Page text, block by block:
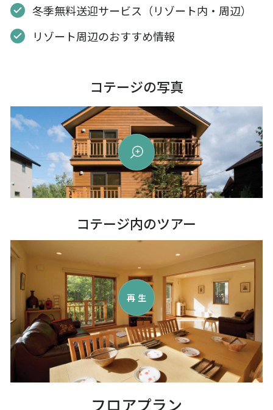
冬季無料送迎サービス（リゾート内・周辺）
リゾート周辺のおすすめ情報
コテージの写真
コテージ内のツアー
再生
フロアプラン